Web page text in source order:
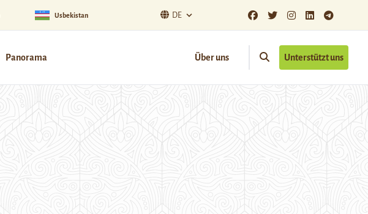
Usbekistan DE
Panorama Über uns Unterstützt uns